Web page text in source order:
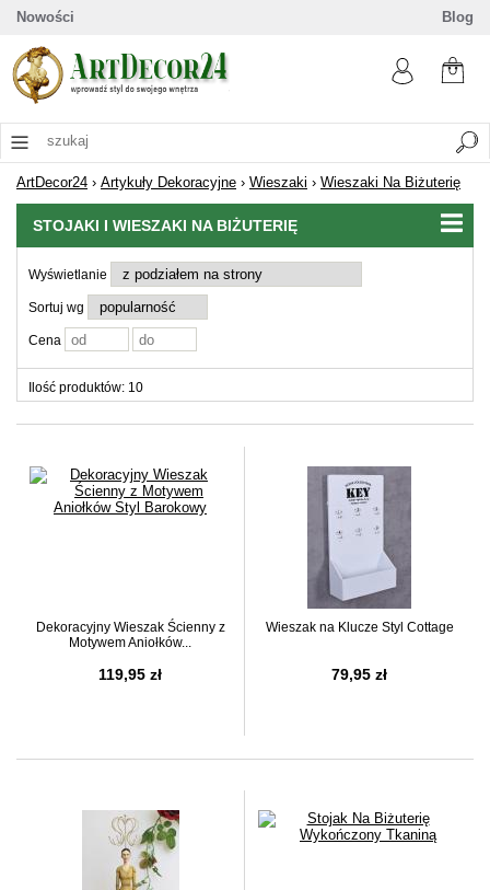
Nowości Blog
ArtDecor24 › Artykuły Dekoracyjne › Wieszaki › Wieszaki Na Biżuterię
STOJAKI I WIESZAKI NA BIŻUTERIĘ
Wyświetlanie
Sortuj wg
Cena
Ilość produktów: 10
Dekoracyjny Wieszak Ścienny z
Motywem Aniołków...
119,95 zł
Wieszak na Klucze Styl Cottage
79,95 zł